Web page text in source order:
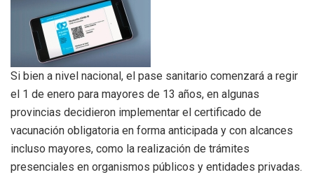
Si bien a nivel nacional, el pase sanitario comenzará a regir
el 1 de enero para mayores de 13 años, en algunas
provincias decidieron implementar el certificado de
vacunación obligatoria en forma anticipada y con alcances
incluso mayores, como la realización de trámites
presenciales en organismos públicos y entidades privadas.